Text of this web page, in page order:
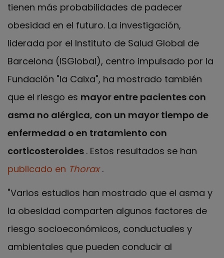
tienen más probabilidades de padecer
obesidad en el futuro. La investigación,
liderada por el Instituto de Salud Global de
Barcelona (ISGlobal), centro impulsado por la
Fundación "la Caixa", ha mostrado también
que el riesgo es mayor entre pacientes con
asma no alérgica, con un mayor tiempo de
enfermedad o en tratamiento con
corticosteroides . Estos resultados se han
publicado en Thorax .
"Varios estudios han mostrado que el asma y
la obesidad comparten algunos factores de
riesgo socioeconómicos, conductuales y
ambientales que pueden conducir al